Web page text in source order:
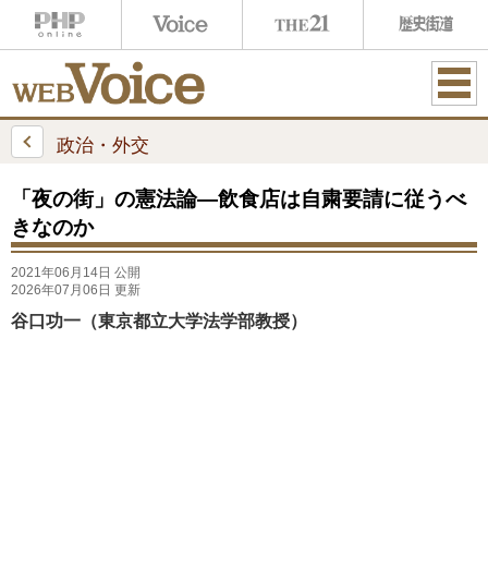
ME
政治・外交
「夜の街」の憲法論―飲食店は自粛要請に従うべ
きなのか
2021年06月14日 公開
2026年07月06日 更新
谷口功一（東京都立大学法学部教授）